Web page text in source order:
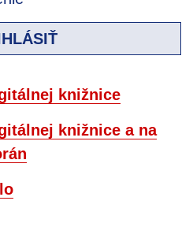
knižnice
knižnice a na